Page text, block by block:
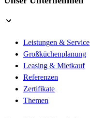
Leistungen & Service
Großküchenplanung
Leasing & Mietkauf
Referenzen
Zertifikate
Themen